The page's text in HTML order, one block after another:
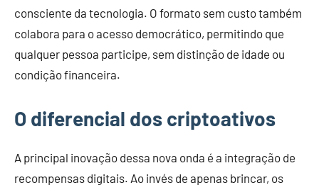
consciente da tecnologia. O formato sem custo também
colabora para o acesso democrático, permitindo que
qualquer pessoa participe, sem distinção de idade ou
condição financeira.
O diferencial dos criptoativos
A principal inovação dessa nova onda é a integração de
recompensas digitais. Ao invés de apenas brincar, os